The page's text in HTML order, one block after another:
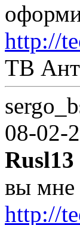
http://
ТВ
08-02-
Rusl13
вы мне
http://